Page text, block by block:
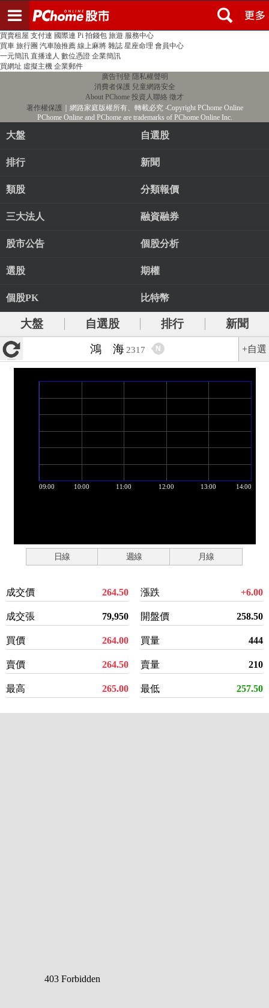
PChome首頁 線上購物 24h購物 書店
買賣租屋 支付連 國際連 Pi 拍錢包 旅遊 服務中心
買車 旅行團 汽車險推薦 線上麻將 雜誌 星座命理 會員中心
一元簡訊 直播達人 數位憑證 企業簡訊
買網址 虛擬主機 企業郵件
廣告刊登 隱私權聲明
消費者保護 兒童網路安全
About PChome 投資人聯絡 徵才
著作權保護 ｜網路家庭版權所有、轉載必究‧Copyright PChome Online
PChome Online and PChome are trademarks of PChome Online Inc.
大盤 自選股
排行 新聞
類股 分類報價
三大法人 融資融券
股市公告 個股分析
選股 期權
個股PK 比特幣
大盤 自選股 排行
新聞
鴻 海 2317 N +自選
日線 週線 月線
成交價 264.50
成交張 79,950
買價 264.00
賣價 264.50
最高 265.00
漲跌 +6.00
開盤價 258.50
買量 444
賣量 210
最低 257.50